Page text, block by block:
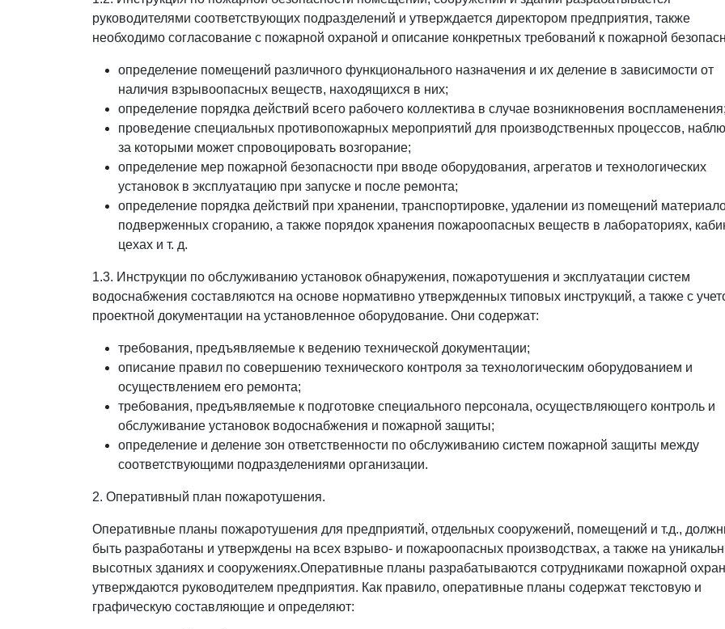
руководителями соответствующих подразделений и утверждается директором предприятия, также
необходимо согласование с пожарной охраной и описание конкретных требований к пожарной
определение помещений различного функционального назначения и их деление в зависимости от
наличия взрывоопасных веществ, находящихся в них;
определение порядка действий всего рабочего коллектива в случае возникновения воспламенения;
проведение специальных противопожарных мероприятий для производственных процессов,
за которыми может спровоцировать возгорание;
определение мер пожарной безопасности при вводе оборудования, агрегатов и технологических
установок в эксплуатацию при запуске и после ремонта;
определение порядка действий при хранении, транспортировке, удалении из помещений
подверженных сгоранию, а также порядок хранения пожароопасных веществ в лабораториях,
цехах и т. д.
1.3. Инструкции по обслуживанию установок обнаружения, пожаротушения и эксплуатации систем
водоснабжения составляются на основе нормативно утвержденных типовых инструкций, а также с
проектной документации на установленное оборудование. Они содержат:
требования, предъявляемые к ведению технической документации;
описание правил по совершению технического контроля за технологическим оборудованием и
осуществлением его ремонта;
требования, предъявляемые к подготовке специального персонала, осуществляющего контроль и
обслуживание установок водоснабжения и пожарной защиты;
определение и деление зон ответственности по обслуживанию систем пожарной защиты между
соответствующими подразделениями организации.
2. Оперативный план пожаротушения.
Оперативные планы пожаротушения для предприятий, отдельных сооружений, помещений и т.д.,
быть разработаны и утверждены на всех взрыво- и пожароопасных производствах, а также на
высотных зданиях и сооружениях.Оперативные планы разрабатываются сотрудниками пожарной
утверждаются руководителем предприятия. Как правило, оперативные планы содержат текстовую и
графическую составляющие и определяют: